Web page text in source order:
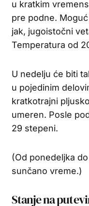
u kratkim
pre podne.
jak, jugoistočni
Temperatura od
U nedelju će biti
u pojedinim
kratkotrajni
umeren. Posle
29 stepeni.
(Od ponedeljka
sunčano vreme.)
Stanje na